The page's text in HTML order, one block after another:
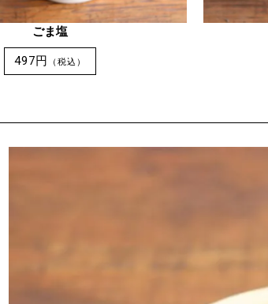
ごま塩
497円 （税込）